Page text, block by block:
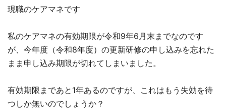
現職のケアマネです
私のケアマネの有効期限が令和9年6月末までなのです
が、今年度（令和8年度）の更新研修の申し込みを忘れた
まま申し込み期限が切れてしまいました。
有効期限まであと1年あるのですが、これはもう失効を待
つしか無いのでしょうか？